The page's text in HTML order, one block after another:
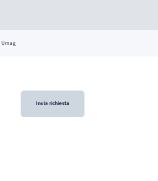
Umag
Invia richiesta